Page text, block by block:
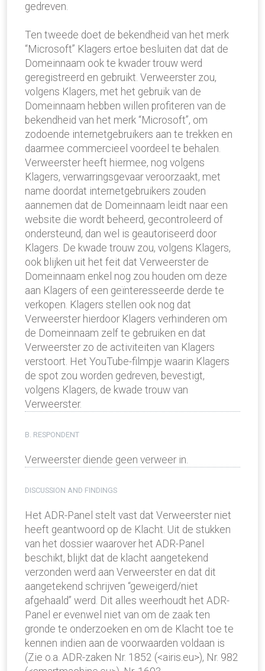
gedreven.
Ten tweede doet de bekendheid van het merk
“Microsoft” Klagers ertoe besluiten dat dat de
Domeinnaam ook te kwader trouw werd
geregistreerd en gebruikt. Verweerster zou,
volgens Klagers, met het gebruik van de
Domeinnaam hebben willen profiteren van de
bekendheid van het merk “Microsoft”, om
zodoende internetgebruikers aan te trekken en
daarmee commercieel voordeel te behalen.
Verweerster heeft hiermee, nog volgens
Klagers, verwarringsgevaar veroorzaakt, met
name doordat internetgebruikers zouden
aannemen dat de Domeinnaam leidt naar een
website die wordt beheerd, gecontroleerd of
ondersteund, dan wel is geautoriseerd door
Klagers. De kwade trouw zou, volgens Klagers,
ook blijken uit het feit dat Verweerster de
Domeinnaam enkel nog zou houden om deze
aan Klagers of een geïnteresseerde derde te
verkopen. Klagers stellen ook nog dat
Verweerster hierdoor Klagers verhinderen om
de Domeinnaam zelf te gebruiken en dat
Verweerster zo de activiteiten van Klagers
verstoort. Het YouTube-filmpje waarin Klagers
de spot zou worden gedreven, bevestigt,
volgens Klagers, de kwade trouw van
Verweerster.
B. RESPONDENT
Verweerster diende geen verweer in.
DISCUSSION AND FINDINGS
Het ADR-Panel stelt vast dat Verweerster niet
heeft geantwoord op de Klacht. Uit de stukken
van het dossier waarover het ADR-Panel
beschikt, blijkt dat de klacht aangetekend
verzonden werd aan Verweerster en dat dit
aangetekend schrijven “geweigerd/niet
afgehaald” werd. Dit alles weerhoudt het ADR-
Panel er evenwel niet van om de zaak ten
gronde te onderzoeken en om de Klacht toe te
kennen indien aan de voorwaarden voldaan is
(Zie o.a. ADR-zaken Nr. 1852 (<airis.eu>), Nr. 982